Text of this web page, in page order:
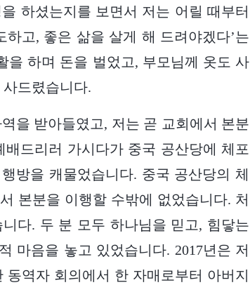
하셨는지를 보면서 저는 어릴 때부터
고, 좋은 삶을 살게 해 드려야겠다’는
을 하며 돈을 벌었고, 부모님께 옷도 사
드렸습니다.
을 받아들였고, 저는 곧 교회에서 본분
드리러 가시다가 중국 공산당에 체포
방을 캐물었습니다. 중국 공산당의 체
본분을 이행할 수밖에 없었습니다. 처
다. 두 분 모두 하나님을 믿고, 힘닿는
마음을 놓고 있었습니다. 2017년은 저
역자 회의에서 한 자매로부터 아버지